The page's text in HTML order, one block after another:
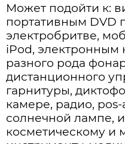
Может подойти к:
портативным DVD
электробритве,
iPod, электронным
разного рода
дистанционного
гарнитуры,
камере, радио,
солнечной лампе,
косметическому и